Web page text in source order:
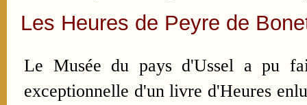
Les Heures de Peyre de
Le Musée du pays d'Ussel a pu
exceptionnelle d'un livre d'Heures